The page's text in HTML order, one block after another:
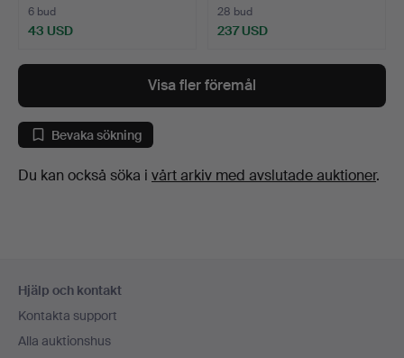
6 bud
43 USD
28 bud
237 USD
Visa fler föremål
Bevaka sökning
Du kan också söka i vårt arkiv med avslutade auktioner.
Hjälp och kontakt
Kontakta support
Alla auktionshus